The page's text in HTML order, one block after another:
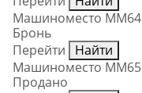
Машиноместо ММ64
Бронь
Перейти
Найти
Машиноместо ММ65
Продано